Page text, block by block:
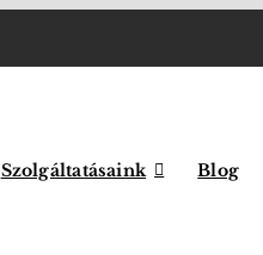
Szolgáltatásaink Blog